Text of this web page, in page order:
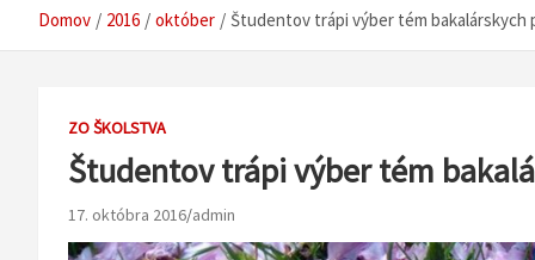
Domov 2016 október Študentov trápi výber tém bakalárskych
ZO ŠKOLSTVA
Študentov trápi výber tém
17. októbra 2016 admin